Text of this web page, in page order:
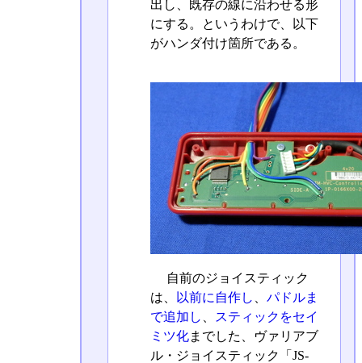
出し、既存の線に沿わせる形
にする。というわけで、以下
がハンダ付け箇所である。
自前のジョイスティック
は、
以前に自作し
パドルま
で追加し
スティックをセイ
ミツ化までした、ヴァリアブ
ル・ジョイスティック「JS-